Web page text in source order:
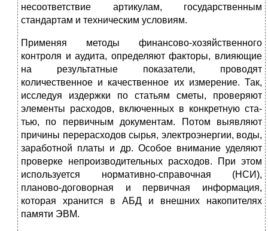
несоответствие артикулам, государственным
стандартам и техническим условиям.
Применяя методы финансово-хозяйственного
контроля и аудита, определяют факторы, влияющие
на результатные показатели, проводят
количественное и качественное их измерение. Так,
исследуя издержки по статьям сметы, про­веряют
элементы расходов, включенных в конкретную ста­
тью, по первичным документам. Потом выявляют
причины перерасходов сырья, электроэнергии, воды,
заработной платы и др. Особое внимание уделяют
проверке непроизво­дительных расходов. При этом
используется нормативно-справочная (НСИ),
планово-договорная и первичная информация,
которая хранится в АБД и внешних накопителях
памяти ЭВМ.